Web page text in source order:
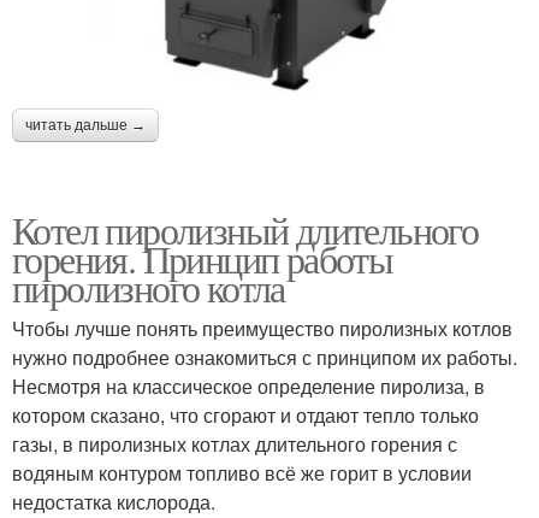
читать дальше →
Котел пиролизный длительного
горения. Принцип работы
пиролизного котла
Чтобы лучше понять преимущество пиролизных котлов
нужно подробнее ознакомиться с принципом их работы.
Несмотря на классическое определение пиролиза, в
котором сказано, что сгорают и отдают тепло только
газы, в пиролизных котлах длительного горения с
водяным контуром топливо всё же горит в условии
недостатка кислорода.